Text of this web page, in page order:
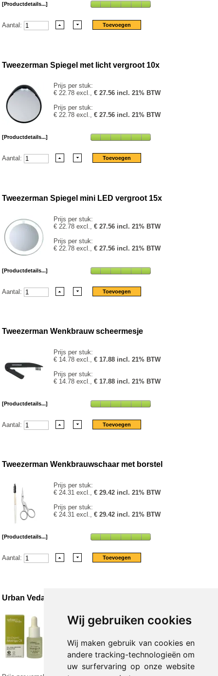
Wij gebruiken cookies
Wij maken gebruik van cookies en
andere tracking-technologieën om
uw surfervaring op onze website
[Productdetails...]
Aantal:
Tweezerman Spiegel met licht vergroot 10x
Prijs per stuk:
€ 22.78 excl.,€ 27.56 incl. 21% BTW
Prijs per stuk:
€ 22.78 excl.,€ 27.56 incl. 21% BTW
[Productdetails...]
Aantal:
Tweezerman Spiegel mini LED vergroot 15x
Prijs per stuk:
€ 22.78 excl.,€ 27.56 incl. 21% BTW
Prijs per stuk:
€ 22.78 excl.,€ 27.56 incl. 21% BTW
[Productdetails...]
Aantal:
Tweezerman Wenkbrauw scheermesje
Prijs per stuk:
€ 14.78 excl.,€ 17.88 incl. 21% BTW
Prijs per stuk:
€ 14.78 excl.,€ 17.88 incl. 21% BTW
[Productdetails...]
Aantal:
Tweezerman Wenkbrauwschaar met borstel
Prijs per stuk:
€ 24.31 excl.,€ 29.42 incl. 21% BTW
Prijs per stuk:
€ 24.31 excl.,€ 29.42 incl. 21% BTW
[Productdetails...]
Aantal:
Urban Veda Booster moringa oil
Verzorg jouw huid met deze natuurlijke
lichaamsolie van Urban Veda. Deze body oil bevat
spieren. Verpakt per 15 stuks
Prijs per verpakking:
€ 35.07 incl. 21% BTW